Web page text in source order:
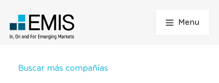
Menu
Buscar más compañías